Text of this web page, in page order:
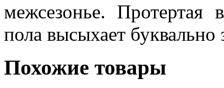
межсезонье. Протертая
пола высыхает буквально
Похожие товары